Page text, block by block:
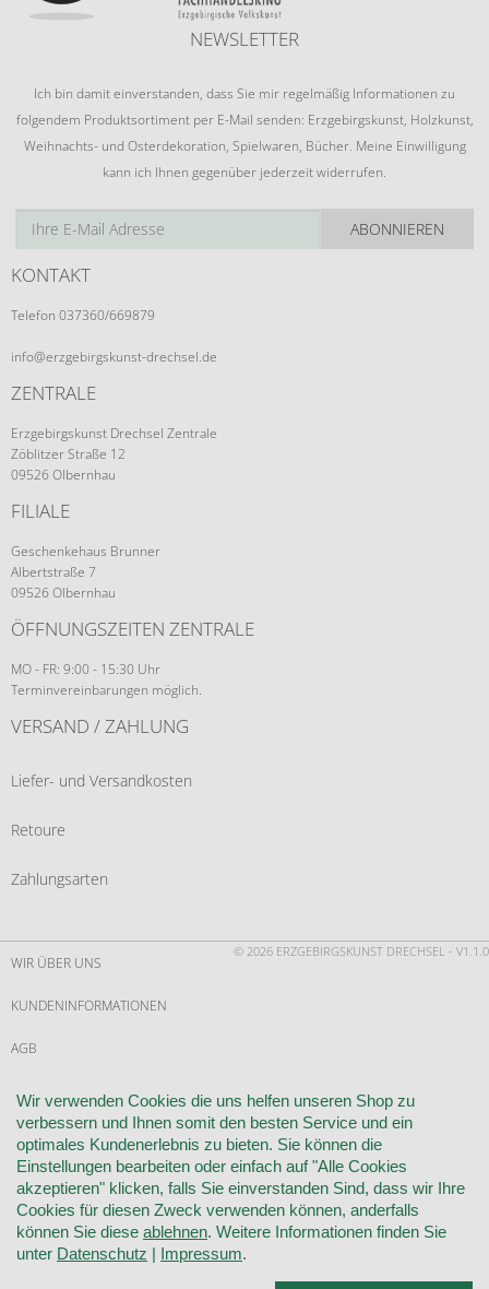
NEWSLETTER
Ich bin damit einverstanden, dass Sie mir regelmäßig Informationen zu
folgendem Produktsortiment per E-Mail senden: Erzgebirgskunst, Holzkunst,
Weihnachts- und Osterdekoration, Spielwaren, Bücher. Meine Einwilligung
kann ich Ihnen gegenüber jederzeit widerrufen.
ABONNIEREN
KONTAKT
Telefon 037360/669879
info@erzgebirgskunst-drechsel.de
ZENTRALE
Erzgebirgskunst Drechsel Zentrale
Zöblitzer Straße 12
09526 Olbernhau
FILIALE
Geschenkehaus Brunner
Albertstraße 7
09526 Olbernhau
ÖFFNUNGSZEITEN ZENTRALE
MO - FR: 9:00 - 15:30 Uhr
Terminvereinbarungen möglich.
VERSAND / ZAHLUNG
Liefer- und Versandkosten
Retoure
Zahlungsarten
© 2026 ERZGEBIRGSKUNST DRECHSEL - V1.1.0
WIR ÜBER UNS
KUNDENINFORMATIONEN
AGB
WIDERRUF
VERTRAG WIDERRUFEN
KONTAKT
DATENSCHUTZ
COOKIE-EINSTELLUNGEN
Wir verwenden Cookies die uns helfen unseren Shop zu
verbessern und Ihnen somit den besten Service und ein
optimales Kundenerlebnis zu bieten. Sie können die
Einstellungen bearbeiten oder einfach auf "Alle Cookies
akzeptieren" klicken, falls Sie einverstanden Sind, dass wir Ihre
Cookies für diesen Zweck verwenden können, anderfalls
können Sie diese ablehnen. Weitere Informationen finden Sie
unter Datenschutz | Impressum.